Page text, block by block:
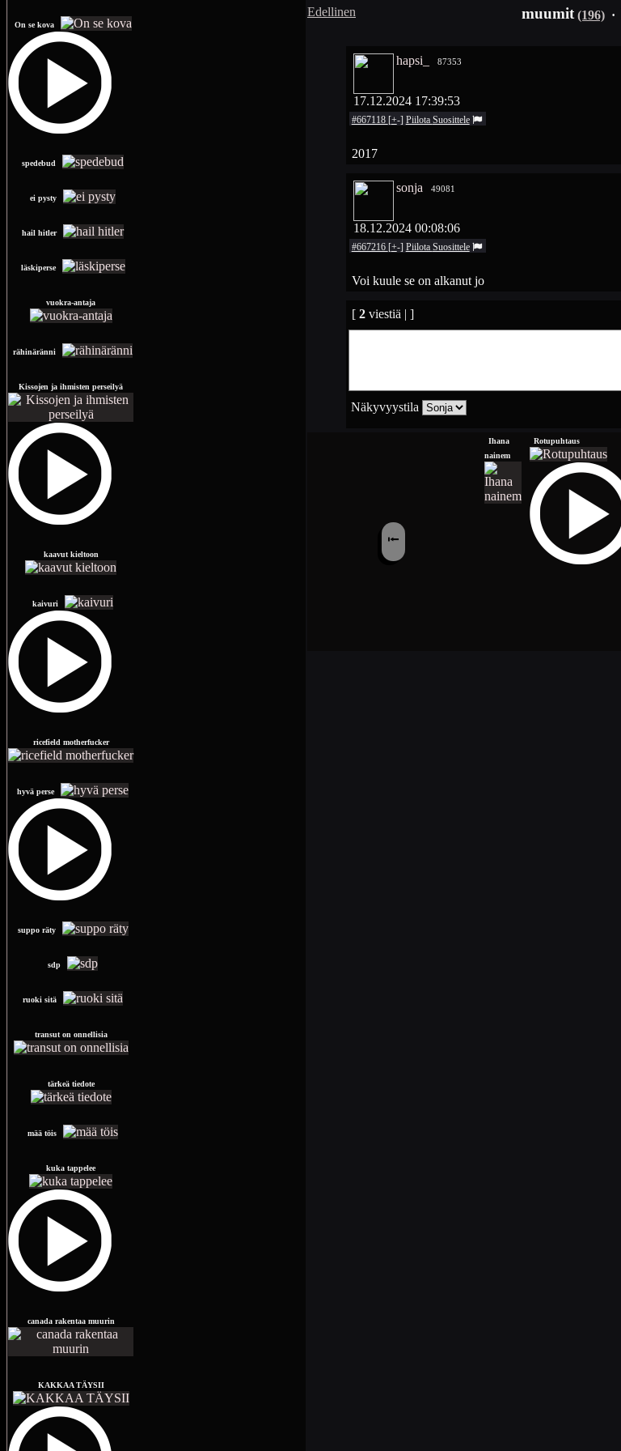
On se kova
spedebud
ei pysty
hail hitler
läskiperse
vuokra-antaja
rähinäränni
Kissojen ja ihmisten perseilyä
kaavut kieltoon
kaivuri
ricefield motherfucker
hyvä perse
suppo räty
sdp
ruoki sitä
transut on onnellisia
tärkeä tiedote
mää töis
kuka tappelee
canada rakentaa muurin
KAKKAA TÄYSII
Edellinen muumit (196) ·
hapsi_ 87353
17.12.2024 17:39:53
#667118 [+-] Piilota Suosittele
2017
sonja 49081
18.12.2024 00:08:06
#667216 [+-] Piilota Suosittele
Voi kuule se on alkanut jo
[ 2viestiä | ]
Näkyvyystila
⭰
Ihana
nainem
Rotupuhtaus